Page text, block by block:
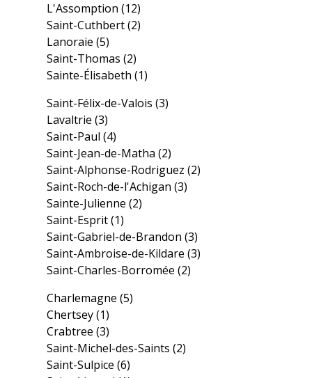
L'Assomption(12)
Saint-Cuthbert(2)
Lanoraie(5)
Saint-Thomas(2)
Sainte-Élisabeth(1)
Saint-Félix-de-Valois(3)
Lavaltrie(3)
Saint-Paul(4)
Saint-Jean-de-Matha(2)
Saint-Alphonse-Rodriguez(2)
Saint-Roch-de-l'Achigan(3)
Sainte-Julienne(2)
Saint-Esprit(1)
Saint-Gabriel-de-Brandon(3)
Saint-Ambroise-de-Kildare(3)
Saint-Charles-Borromée(2)
Charlemagne(5)
Chertsey(1)
Crabtree(3)
Saint-Michel-des-Saints(2)
Saint-Sulpice(6)